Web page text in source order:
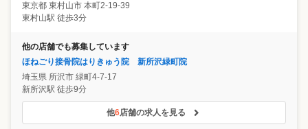
東京都 東村山市 本町2-19-39
東村山駅 徒歩3分
他の店舗でも募集しています
ほねごり接骨院はりきゅう院 新所沢緑町院
埼玉県 所沢市 緑町4-7-17
新所沢駅 徒歩9分
他6店舗の求人を見る